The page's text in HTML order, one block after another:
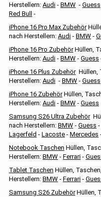
Herstellern: Audi - BMW - Guess
Red Bull
-
iPhone 16 Pro Max Zubehör
nach Herstellern: Audi - BMW -
iPhone 16 Pro ZubehörHüllen,
Herstellern: Audi - BMW - Guess
iPhone 16 Plus ZubehörHüllen,
Herstellern: Audi - BMW - Guess
iPhone 16 ZubehörHüllen,
Herstellern: Audi - BMW - Guess
Samsung S26 Ultra Zubehör
nach Herstellern: BMW - Guess -
Lagerfeld - Lacoste - Mercedes
Notebook Taschen Hüllen,
Herstellern: BMW - Ferrari -
Tablet Taschen Hüllen,
Herstellern: BMW - Ferrari -
Samsung S26 ZubehörHüllen,